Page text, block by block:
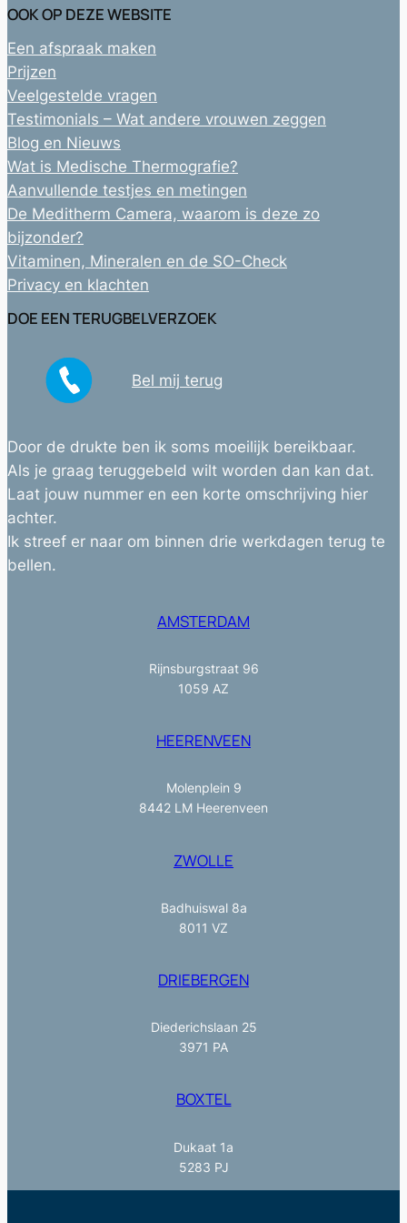
OOK OP DEZE WEBSITE
Een afspraak maken
Prijzen
Veelgestelde vragen
Testimonials – Wat andere vrouwen zeggen
Blog en Nieuws
Wat is Medische Thermografie?
Aanvullende testjes en metingen
De Meditherm Camera, waarom is deze zo
bijzonder?
Vitaminen, Mineralen en de SO-Check
Privacy en klachten
DOE EEN TERUGBELVERZOEK
Bel mij terug
Door de drukte ben ik soms moeilijk bereikbaar.
Als je graag teruggebeld wilt worden dan kan dat.
Laat jouw nummer en een korte omschrijving hier
achter.
Ik streef er naar om binnen drie werkdagen terug te
bellen.
AMSTERDAM
Rijnsburgstraat 96
1059 AZ
HEERENVEEN
Molenplein 9
8442 LM Heerenveen
ZWOLLE
Badhuiswal 8a
8011 VZ
DRIEBERGEN
Diederichslaan 25
3971 PA
BOXTEL
Dukaat 1a
5283 PJ